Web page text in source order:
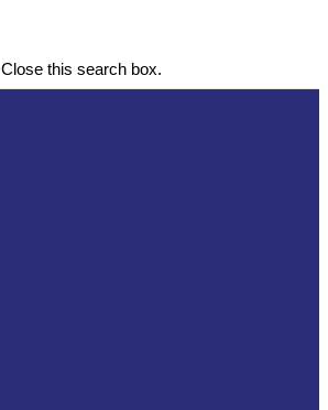
Close this search box.